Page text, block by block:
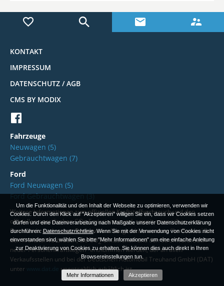
KONTAKT
IMPRESSUM
DATENSCHUTZ / AGB
CMS BY MODIX
Fahrzeuge
Neuwagen (5)
Gebrauchtwagen (7)
Ford
Ford Neuwagen (5)
Ford Gebrauchtwagen(3)
Weitere Informationen zum offiziellen Kraftstoffverbrauch und den
offiziellen spezifischen CO2-Emissionen und, soweit anwendbar, zum
Stromverbrauch neuer Personenkraftwagen können dem "Leitfaden über
den Kraftstoffverbrauch, die CO2-Emissionen und den Stromverbrauch
neuer Personenkraftwagen" entnommen werden, der an allen
Verkaufsstellen und bei der Deutschen Automobil Treuhand GmbH (DAT)
unter www.dat.de unentgeltlich erhältlich ist.
Um die Funktionalität und den Inhalt der Webseite zu optimieren, verwenden wir
Cookies. Durch den Klick auf "Akzeptieren" willigen Sie ein, dass wir Cookies setzen
dürfen und eine Datenverarbeitung nach Maßgabe unserer Datenschutzerklärung
durchführen:Datenschutzrichtlinie. Wenn Sie mit der Verwendung von Cookies nicht
einverstanden sind, wählen Sie bitte "Mehr Informationen" um eine einfache Anleitung
zur Deaktivierung von Cookies zu erhalten. Sie können dies auch direkt in Ihren
Browsereinstellungen tun.
Mehr Informationen Akzeptieren